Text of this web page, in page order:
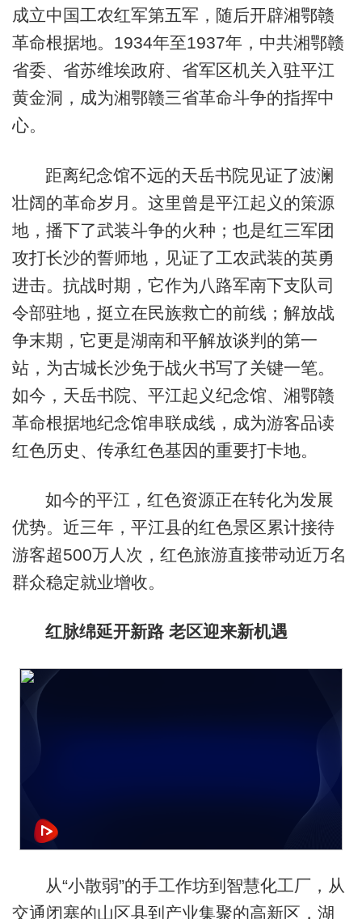
成立中国工农红军第五军，随后开辟湘鄂赣
革命根据地。1934年至1937年，中共湘鄂赣
省委、省苏维埃政府、省军区机关入驻平江
黄金洞，成为湘鄂赣三省革命斗争的指挥中
心。
距离纪念馆不远的天岳书院见证了波澜
壮阔的革命岁月。这里曾是平江起义的策源
地，播下了武装斗争的火种；也是红三军团
攻打长沙的誓师地，见证了工农武装的英勇
进击。抗战时期，它作为八路军南下支队司
令部驻地，挺立在民族救亡的前线；解放战
争末期，它更是湖南和平解放谈判的第一
站，为古城长沙免于战火书写了关键一笔。
如今，天岳书院、平江起义纪念馆、湘鄂赣
革命根据地纪念馆串联成线，成为游客品读
红色历史、传承红色基因的重要打卡地。
如今的平江，红色资源正在转化为发展
优势。近三年，平江县的红色景区累计接待
游客超500万人次，红色旅游直接带动近万名
群众稳定就业增收。
红脉绵延开新路 老区迎来新机遇
从“小散弱”的手工作坊到智慧化工厂，从
交通闭塞的山区县到产业集聚的高新区，湖